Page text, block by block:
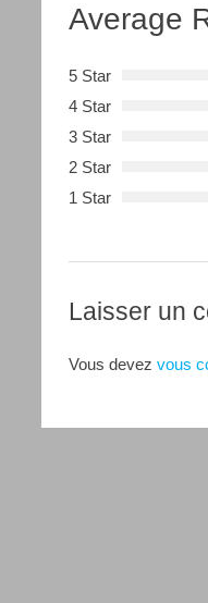
Average
5 Star
4 Star
3 Star
2 Star
1 Star
Laisser un
Vous devezvous